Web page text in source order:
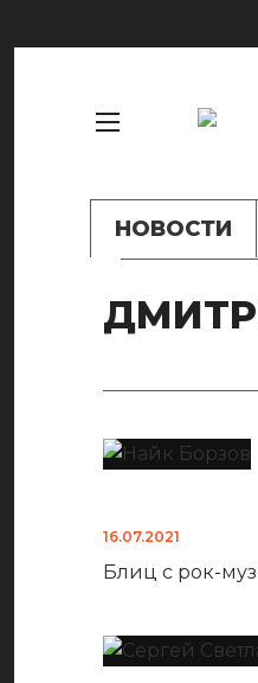
НОВОСТИ
16.07.2021
Блиц с рок-